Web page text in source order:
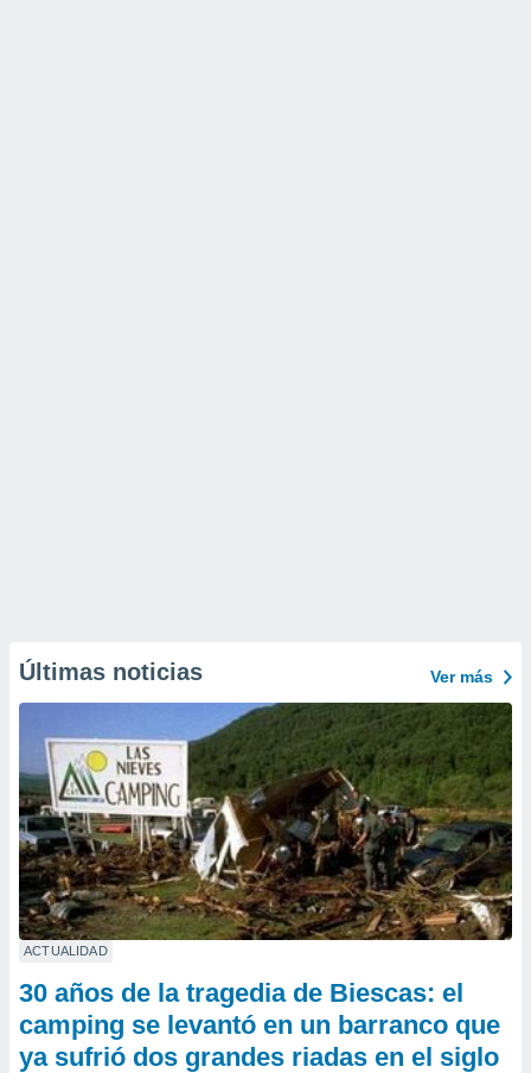
Últimas noticias Ver más
ACTUALIDAD
30 años de la tragedia de Biescas: el
camping se levantó en un barranco que
ya sufrió dos grandes riadas en el siglo